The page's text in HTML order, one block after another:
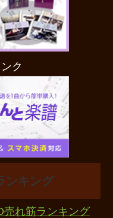
ク
ンキング
売れ筋ランキング